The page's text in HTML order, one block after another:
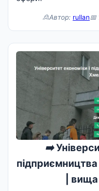
🙎Автор: rullan📅
➡️
|